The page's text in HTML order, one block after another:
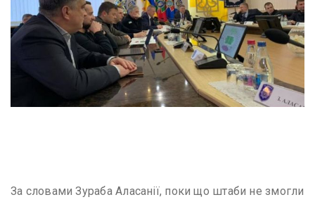
За словами Зураба Аласанії, поки що штаби не змогли